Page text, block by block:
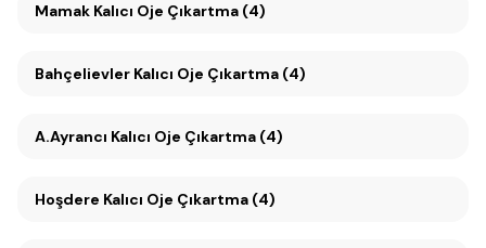
Mamak Kalıcı Oje Çıkartma (4)
Bahçelievler Kalıcı Oje Çıkartma (4)
A.Ayrancı Kalıcı Oje Çıkartma (4)
Hoşdere Kalıcı Oje Çıkartma (4)